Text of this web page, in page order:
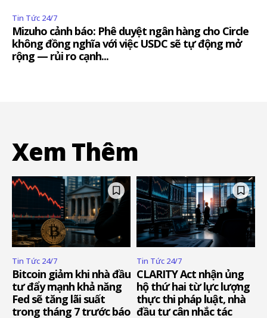
Tin Tức 24/7
Mizuho cảnh báo: Phê duyệt ngân hàng cho Circle
không đồng nghĩa với việc USDC sẽ tự động mở
rộng — rủi ro cạnh...
Xem Thêm
Tin Tức 24/7
Bitcoin giảm khi nhà đầu
tư đẩy mạnh khả năng
Fed sẽ tăng lãi suất
trong tháng 7 trước báo
Tin Tức 24/7
CLARITY Act nhận ủng
hộ thứ hai từ lực lượng
thực thi pháp luật, nhà
đầu tư cân nhắc tác